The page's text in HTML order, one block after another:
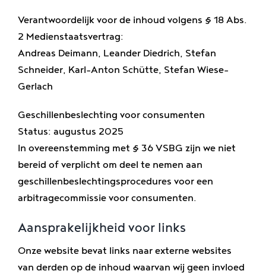
Verantwoordelijk voor de inhoud volgens § 18 Abs.
2 Medienstaatsvertrag:
Andreas Deimann, Leander Diedrich, Stefan
Schneider, Karl-Anton Schütte, Stefan Wiese-
Gerlach
Geschillenbeslechting voor consumenten
Status: augustus 2025
In overeenstemming met § 36 VSBG zijn we niet
bereid of verplicht om deel te nemen aan
geschillenbeslechtingsprocedures voor een
arbitragecommissie voor consumenten.
Aansprakelijkheid voor links
Onze website bevat links naar externe websites
van derden op de inhoud waarvan wij geen invloed